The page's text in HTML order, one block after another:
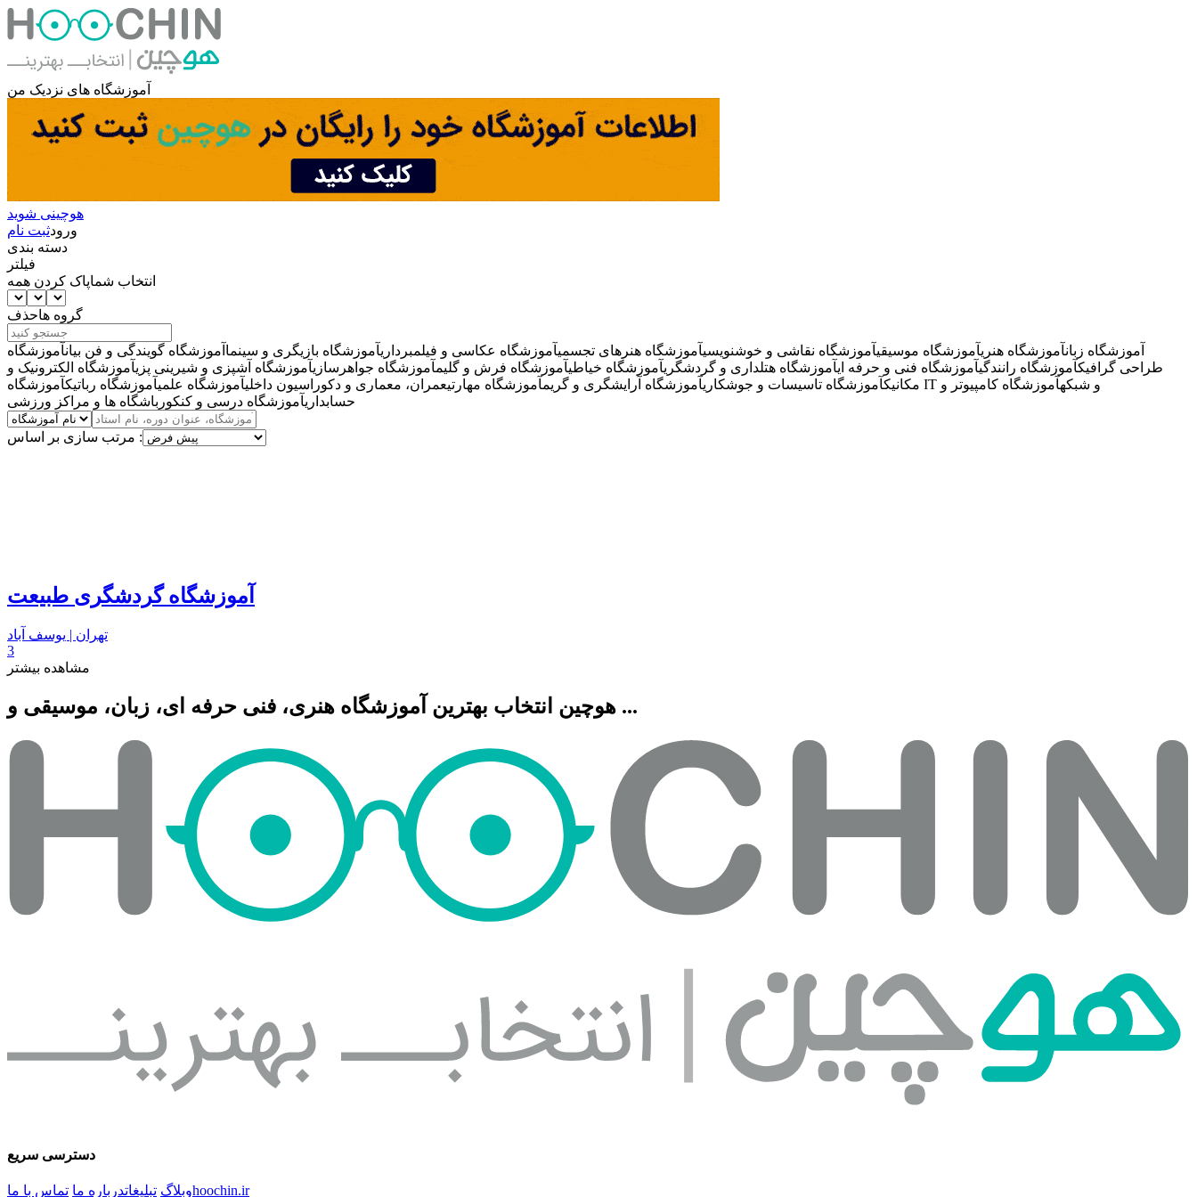
آموزشگاه های نزدیک من
هوچینی شوید
ورودثبت نام
دسته بندی
فیلتر
انتخاب شماپاک کردن همه
گروه هاحذف
آموزشگاه زبانآموزشگاه هنریآموزشگاه موسیقیآموزشگاه نقاشی و خوشنویسیآموزشگاه هنرهای تجسمیآموزشگاه عکاسی و فیلمبرداریآموزشگاه بازیگری و سینما آموزشگاه گویندگی و فن بیانآموزشگاه
طراحی گرافیکآموزشگاه رانندگیآموزشگاه فنی و حرفه ایآموزشگاه هتلداری و گردشگریآموزشگاه خیاطیآموزشگاه فرش و گلیمآموزشگاه جواهرسازیآموزشگاه آشپزی و شیرینی پزیآموزشگاه الکترونیک و
مکانیکآموزشگاه تاسیسات و جوشکاریآموزشگاه آرایشگری و گریمآموزشگاه مهارتیعمران، معماری و دکوراسیون داخلیآموزشگاه علمیآموزشگاه رباتیک آموزشگاه IT و شبکهآموزشگاه کامپیوتر و
حسابداریآموزشگاه درسی و کنکور باشگاه ها و مراکز ورزشی
مرتب سازی بر اساس :
آموزشگاه گردشگری طبیعت
تهران | یوسف آباد
3
مشاهده بیشتر
هوچین انتخاب بهترین آموزشگاه هنری، فنی حرفه ای، زبان، موسیقی و ...
دسترسی سریع
وبلاگ تبلیغاتدرباره ما تماس با ما hoochin.ir